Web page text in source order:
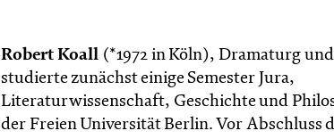
Robert Koall (*1972 in Köln), Dramaturg
studierte zunächst einige Semester Jura,
Literaturwissenschaft, Geschichte und
der Freien Universität Berlin. Vor Abschluss